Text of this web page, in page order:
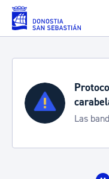
Saltar al contenido
Las